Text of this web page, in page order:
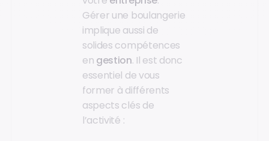
Gérer une boulangerie
implique aussi de
solides compétences
en gestion. Il est donc
essentiel de vous
former à différents
aspects clés de
l’activité :